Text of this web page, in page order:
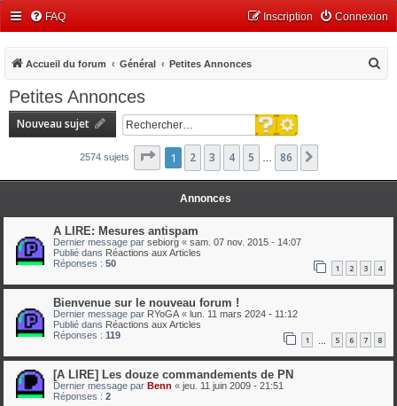
FAQ Connexion
Inscription
Accueil du forum Général Petites Annonces
Petites Annonces
Nouveau sujet
Rechercher
Recherche avancée
2574 sujets Page sur86
1 2 3 4 5 86
Annonces
A LIRE: Mesures antispam
Dernier message par sebiorg « sam. 07 nov. 2015 - 14:07
Publié dans Réactions aux Articles
Réponses : 50 1 2 3 4
Bienvenue sur le nouveau forum !
Dernier message par RYoGA « lun. 11 mars 2024 - 11:12
Publié dans Réactions aux Articles
Réponses : 119 1 … 5 6 7 8
[A LIRE] Les douze commandements de PN
Dernier message par Benn « jeu. 11 juin 2009 - 21:51
Réponses : 2